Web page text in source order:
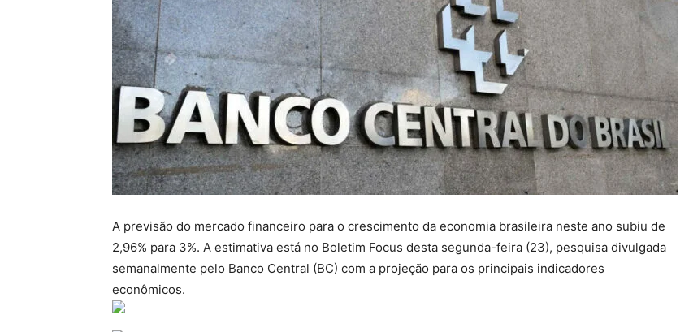
A previsão do mercado financeiro para o crescimento da economia brasileira neste ano subiu de
2,96% para 3%. A estimativa está no Boletim Focus desta segunda-feira (23), pesquisa divulgada
semanalmente pelo Banco Central (BC) com a projeção para os principais indicadores
econômicos.